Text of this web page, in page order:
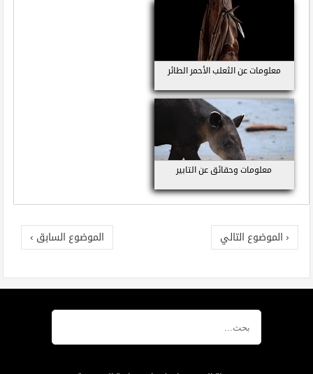
معلومات عن الثعلب الأحمر الطائر
معلومات وحقائق عن التابير
‹ الموضوع التالي الموضوع السابق ›